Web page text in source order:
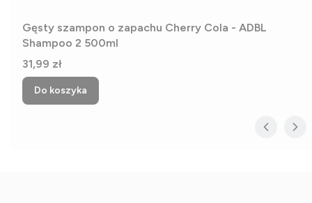
Gęsty szampon o zapachu Cherry Cola - ADBL
Shampoo 2 500ml
Cena
31,99 zł
Do koszyka